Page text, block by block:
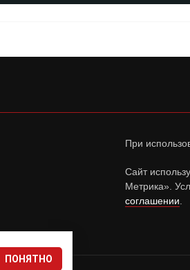
При
Сайт
Метрика».
соглашении
ПОНЯТНО